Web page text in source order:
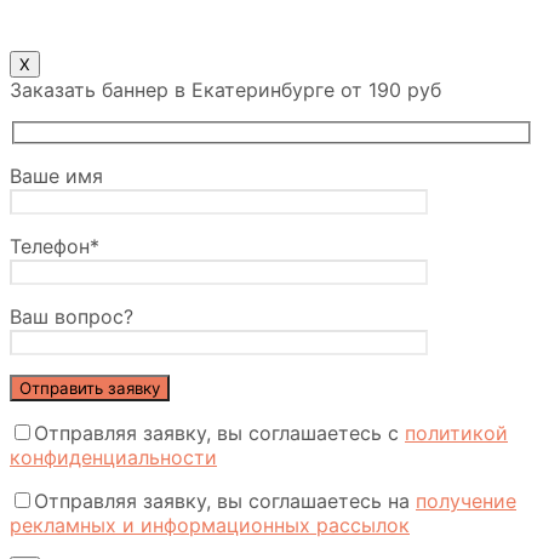
X
Заказать баннер в Екатеринбурге от 190 руб
Ваше имя
Телефон*
Ваш вопрос?
Отправляя заявку, вы соглашаетесь с политикой
конфиденциальности
Отправляя заявку, вы соглашаетесь на получение
рекламных и информационных рассылок